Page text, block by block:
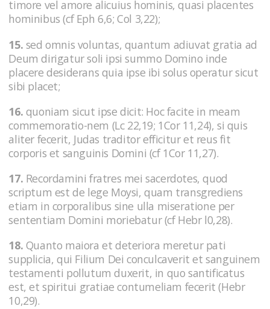
timore vel amore alicuius hominis, quasi placentes
hominibus (cf Eph 6,6; Col 3,22);
15. sed omnis voluntas, quantum adiuvat gratia ad
Deum dirigatur soli ipsi summo Domino inde
placere desiderans quia ipse ibi solus operatur sicut
sibi placet;
16. quoniam sicut ipse dicit: Hoc facite in meam
commemoratio-nem (Lc 22,19; 1Cor 11,24), si quis
aliter fecerit, Judas traditor efficitur et reus fit
corporis et sanguinis Domini (cf 1Cor 11,27).
17. Recordamini fratres mei sacerdotes, quod
scriptum est de lege Moysi, quam transgrediens
etiam in corporalibus sine ulla miseratione per
sententiam Domini moriebatur (cf Hebr l0,28).
18. Quanto maiora et deteriora meretur pati
supplicia, qui Filium Dei conculcaverit et sanguinem
testamenti pollutum duxerit, in quo santificatus
est, et spiritui gratiae contumeliam fecerit (Hebr
10,29).